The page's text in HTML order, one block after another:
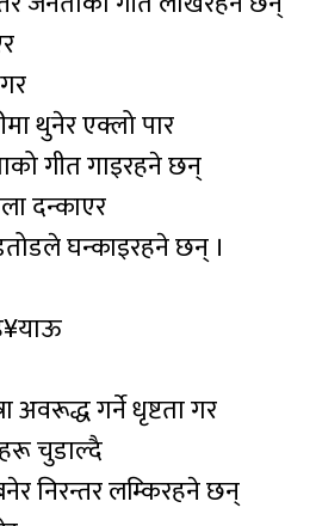
थुनेर एक्लो पार
गीत गाइरहने छन्
दन्काएर
घन्काइरहने छन् ।
अवरूद्ध गर्ने धृष्टता गर
चुडाल्दै
निरन्तर लम्किरहने छन्